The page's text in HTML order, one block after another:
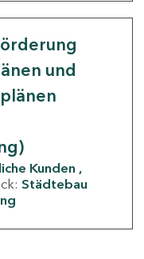
und
Kunden
Städtebau